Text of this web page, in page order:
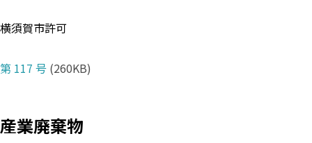
横須賀市許可
第 117 号 (260KB)
産業廃棄物